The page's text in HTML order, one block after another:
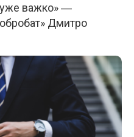
дуже важко» ―
Дмитро